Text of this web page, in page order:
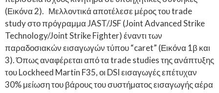
(Εικόνα 2). Μελλοντικά αποτέλεσε μέρος του trade
study στο πρόγραμμα JAST/JSF (Joint Advanced Strike
Technology/Joint Strike Fighter) έναντι των
παραδοσιακών εισαγωγών τύπου “caret” (Εικόνα 1β και
3). Όπως αναφέρεται από τα trade studies της ανάπτυξης
του Lockheed Martin F35, οι DSI εισαγωγές επέτυχαν
30% μείωση του βάρους του συστήματος εισαγωγής αέρα